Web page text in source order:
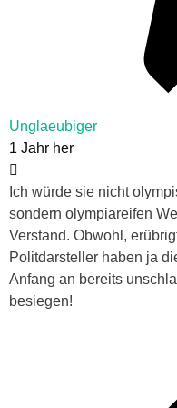
Unglaeubiger
1 Jahr her
Ich würde sie nicht
sondern olympiareifen
Verstand. Obwohl,
Politdarsteller haben ja
Anfang an bereits
besiegen!